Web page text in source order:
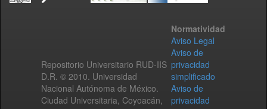
Repositorio Universitario RUD-IIS
D.R. © 2010. Universidad
Nacional Autónoma de México.
Ciudad Universitaria, Coyoacán,
Normatividad
Aviso Legal
Aviso de
privacidad
simplificado
Aviso de
privacidad